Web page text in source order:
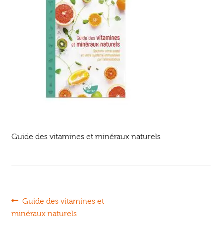
Guide des vitamines et minéraux naturels
Navigation
Article
précédent :
Guide des vitamines et
minéraux naturels